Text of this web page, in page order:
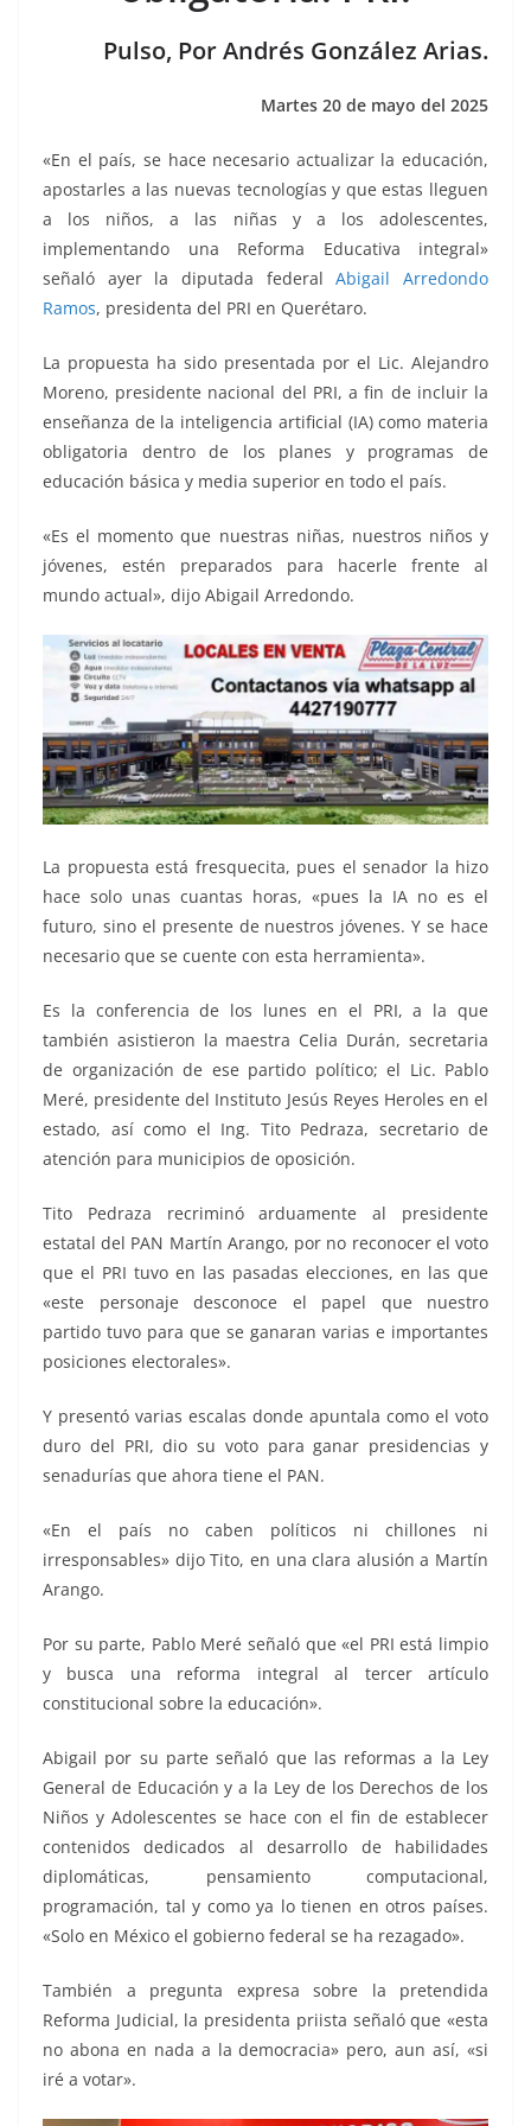
o p er
Pulso, Por Andrés González Arias.
Martes 20 de mayo del 2025
«En el país, se hace necesario actualizar la educación,
apostarles a las nuevas tecnologías y que estas lleguen
a los niños, a las niñas y a los adolescentes,
implementando una Reforma Educativa integral»
señaló ayer la diputada federalAbigail Arredondo
Ramos, presidenta del PRI en Querétaro.
La propuesta ha sido presentada por el Lic. Alejandro
Moreno, presidente nacional del PRI, a fin de incluir la
enseñanza de la inteligencia artificial (IA) como materia
obligatoria dentro de los planes y programas de
educación básica y media superior en todo el país.
«Es el momento que nuestras niñas, nuestros niños y
jóvenes, estén preparados para hacerle frente al
mundo actual», dijo Abigail Arredondo.
La propuesta está fresquecita, pues el senador la hizo
hace solo unas cuantas horas, «pues la IA no es el
futuro, sino el presente de nuestros jóvenes. Y se hace
necesario que se cuente con esta herramienta».
Es la conferencia de los lunes en el PRI, a la que
también asistieron la maestra Celia Durán, secretaria
de organización de ese partido político; el Lic. Pablo
Meré, presidente del Instituto Jesús Reyes Heroles en el
estado, así como el Ing. Tito Pedraza, secretario de
atención para municipios de oposición.
Tito Pedraza recriminó arduamente al presidente
estatal del PAN Martín Arango, por no reconocer el voto
que el PRI tuvo en las pasadas elecciones, en las que
«este personaje desconoce el papel que nuestro
partido tuvo para que se ganaran varias e importantes
posiciones electorales».
Y presentó varias escalas donde apuntala como el voto
duro del PRI, dio su voto para ganar presidencias y
senadurías que ahora tiene el PAN.
«En el país no caben políticos ni chillones ni
irresponsables» dijo Tito, en una clara alusión a Martín
Arango.
Por su parte, Pablo Meré señaló que «el PRI está limpio
y busca una reforma integral al tercer artículo
constitucional sobre la educación».
Abigail por su parte señaló que las reformas a la Ley
General de Educación y a la Ley de los Derechos de los
Niños y Adolescentes se hace con el fin de establecer
contenidos dedicados al desarrollo de habilidades
diplomáticas, pensamiento computacional,
programación, tal y como ya lo tienen en otros países.
«Solo en México el gobierno federal se ha rezagado».
También a pregunta expresa sobre la pretendida
Reforma Judicial, la presidenta priista señaló que «esta
no abona en nada a la democracia» pero, aun así, «si
iré a votar».